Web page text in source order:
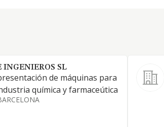
INGENIEROS SL
de máquinas para
química y farmaceútica